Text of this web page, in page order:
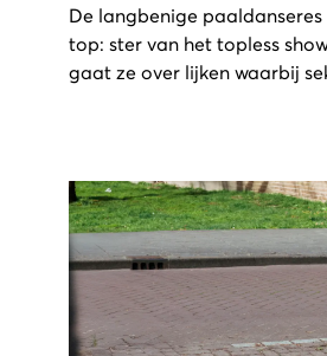
De langbenige
top: ster van het topless
gaat ze over lijken waarbij